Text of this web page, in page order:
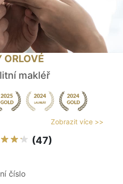
ORLOVÉ
makléř
Zobrazit více >>
(47)
číslo